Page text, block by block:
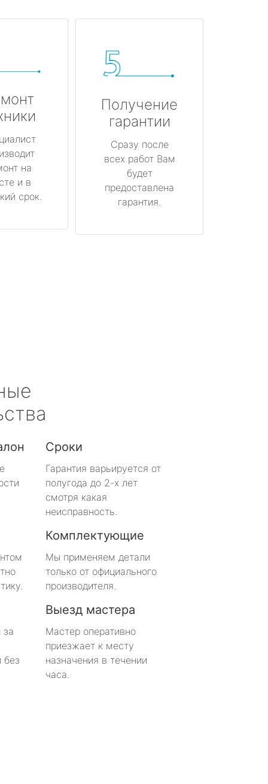
на
и в
срок.
Получение
гарантии
Сразу после
всех работ Вам
будет
предоставлена
гарантия.
Сроки
Гарантия варьируется от
полугода до 2-х лет
смотря какая
неисправность.
Комплектующие
Мы применяем детали
только от официального
производителя.
за
без
Выезд мастера
Мастер оперативно
приезжает к месту
назначения в течении
часа.